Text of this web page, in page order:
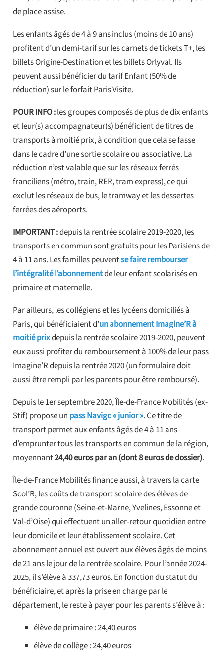
de place assise.
Les enfants âgés de 4 à 9 ans inclus (moins de 10 ans)
profitent d’un demi-tarif sur les carnets de tickets T+, les
billets Origine-Destination et les billets Orlyval. Ils
peuvent aussi bénéficier du tarif Enfant (50% de
réduction) sur le forfait Paris Visite.
POUR INFO :les groupes composés de plus de dix enfants
et leur(s) accompagnateur(s) bénéficient de titres de
transports à moitié prix, à condition que cela se fasse
dans le cadre d’une sortie scolaire ou associative. La
réduction n’est valable que sur les réseaux ferrés
franciliens (métro, train, RER, tram express), ce qui
exclut les réseaux de bus, le tramway et les dessertes
ferrées des aéroports.
IMPORTANT :depuis la rentrée scolaire 2019-2020, les
transports en commun sont gratuits pour les Parisiens de
4 à 11 ans. Les familles peuventse faire rembourser
l’intégralité l’abonnementde leur enfant scolarisés en
primaire et maternelle.
Par ailleurs, les collégiens et les lycéens domiciliés à
Paris, qui bénéficiaient d’un abonnement Imagine’R à
moitié prixdepuis la rentrée scolaire 2019-2020, peuvent
eux aussi profiter du remboursement à 100% de leur pass
Imagine’R depuis la rentrée 2020 (un formulaire doit
aussi être rempli par les parents pour être remboursé).
Depuis le 1er septembre 2020, Île-de-France Mobilités (ex-
Stif) propose un pass Navigo « junior ». Ce titre de
transport permet aux enfants âgés de 4 à 11 ans
d’emprunter tous les transports en commun de la région,
moyennant24,40 euros par an (dont 8 euros de dossier).
Île-de-France Mobilités finance aussi, à travers la carte
Scol’R, les coûts de transport scolaire des élèves de
grande couronne (Seine-et-Marne, Yvelines, Essonne et
Val-d’Oise) qui effectuent un aller-retour quotidien entre
leur domicile et leur établissement scolaire. Cet
abonnement annuel est ouvert aux élèves âgés de moins
de 21 ans le jour de la rentrée scolaire. Pour l’année 2024-
2025, il s’élève à 337,73 euros. En fonction du statut du
bénéficiaire, et après la prise en charge par le
département, le reste à payer pour les parents s’élève à :
élève de primaire : 24,40 euros
élève de collège : 24,40 euros